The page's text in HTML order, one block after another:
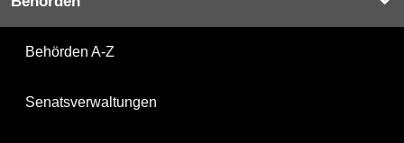
Behörden A-Z
Senatsverwaltungen